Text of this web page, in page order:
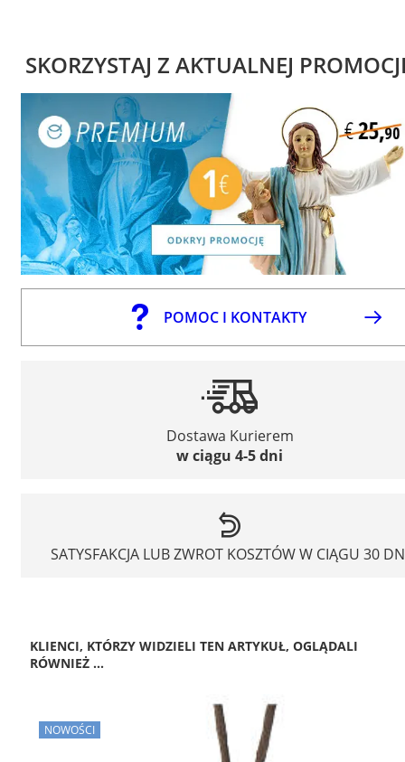
SKORZYSTAJ Z AKTUALNEJ
POMOC I KONTAKTY
Dostawa Kurierem
w ciągu 4-5 dni
SATYSFAKCJA LUB ZWROT KOSZTÓW W CIĄGU 30
KLIENCI, KTÓRZY WIDZIELI TEN ARTYKUŁ, OGLĄDALI
RÓWNIEŻ ...
NOWOŚCI